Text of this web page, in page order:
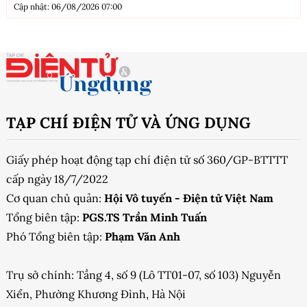
Cập nhật: 06/08/2026 07:00
TẠP CHÍ ĐIỆN TỬ VÀ ỨNG DỤNG
Giấy phép hoạt động tạp chí điện tử số 360/GP-BTTTT
cấp ngày 18/7/2022
Cơ quan chủ quản: Hội Vô tuyến - Điện tử Việt Nam
Tổng biên tập: PGS.TS Trần Minh Tuấn
Phó Tổng biên tập: Phạm Văn Anh
Trụ sở chính: Tầng 4, số 9 (Lô TT01-07, số 103) Nguyễn
Xiển, Phường Khương Đình, Hà Nội